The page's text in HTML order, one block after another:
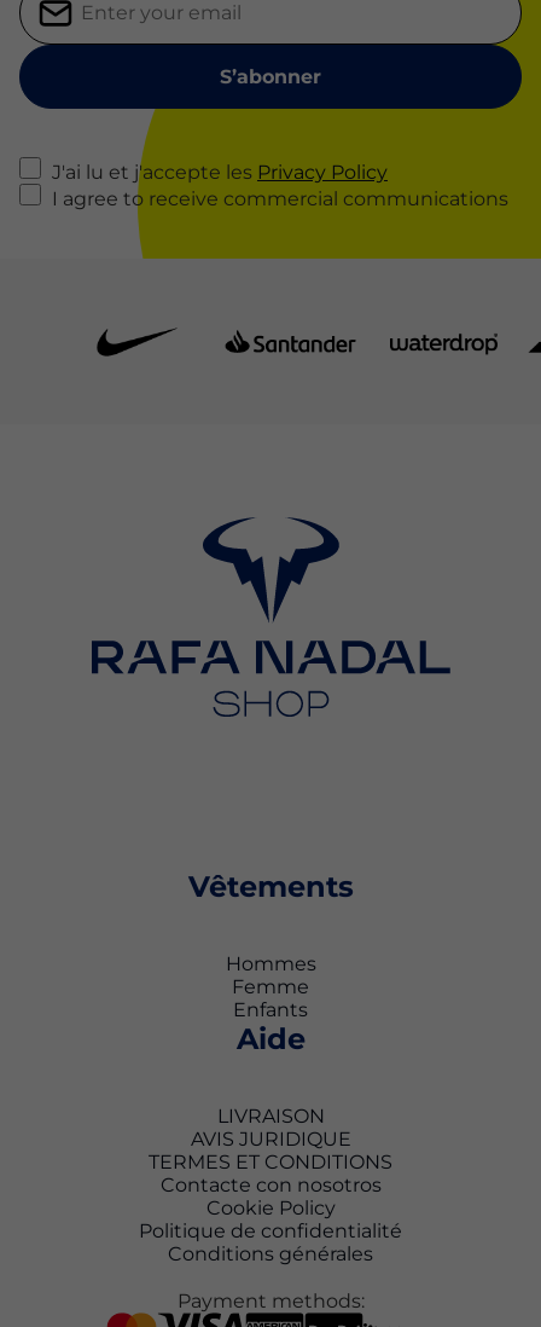
J'ai lu et j'accepte les Privacy Policy
I agree to receive commercial communications
Vêtements
Hommes
Femme
Enfants
Aide
LIVRAISON
AVIS JURIDIQUE
TERMES ET CONDITIONS
Contacte con nosotros
Cookie Policy
Politique de confidentialité
Conditions générales
Payment methods: